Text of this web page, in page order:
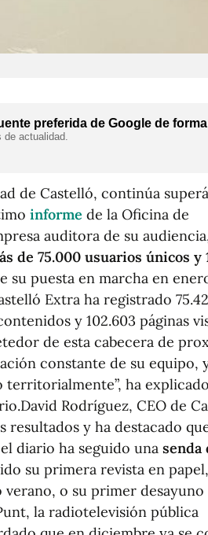
preferida de Google de
actualidad.
de Castelló, continúa
informe de la Oficina de
auditora de su
de 75.000 usuarios únicos y
su puesta en marcha en
Extra ha registrado
y 102.603 páginas
de esta cabecera de
constante de su equipo,
ha
Rodríguez, CEO de
y ha destacado
diario ha seguido una senda
su primera revista en papel,
o su primer desayuno
la radiotelevisión pública